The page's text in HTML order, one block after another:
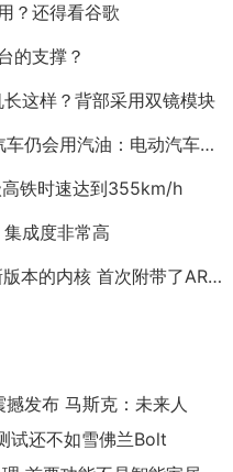
？还得看谷歌
的支撑？
这样？背部采用双镜模块
会用汽油：电动汽车靠边
铁时速达到355km/h
成度非常高
的内核 首次附带了ARM版本
发布 马斯克：未来人
试还不如雪佛兰Bolt